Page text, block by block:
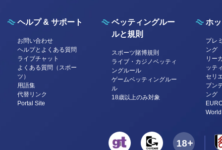
ヘルプ & サポート
お問い合わせ
ヘルプとよくある質問
ライブチャット
よくある質問（スポー
ツ）
用語集
代替リンク
Portal Site
ベッティングルー
ルと規則
スポーツ賭博規則
ライブ・カジノベッティ
ングルール
ゲームベッティングルー
ル
18歳以上のみ対象
ホ
プレ
ング
リー
ッテ
セリ
ブン
ング